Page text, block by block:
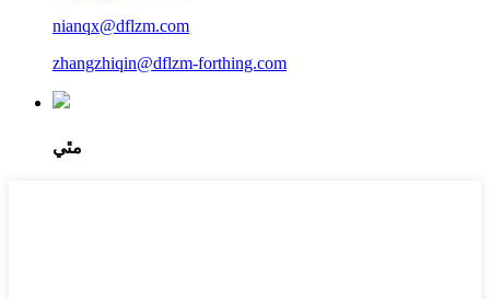
nianqx@dflzm.com
zhangzhiqin@dflzm-forthing.com
مٿي